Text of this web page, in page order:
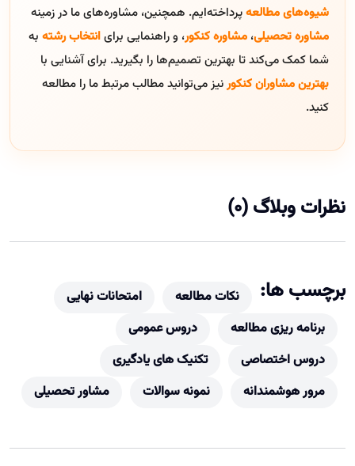
شیوه‌های مطالعهپرداخته‌ایم. همچنین، مشاوره‌های ما در زمینه
مشاوره تحصیلی، مشاوره کنکور، و راهنمایی برایانتخاب رشته به
شما کمک می‌کند تا بهترین تصمیم‌ها را بگیرید. برای آشنایی با
بهترین مشاوران کنکورنیز می‌توانید مطالب مرتبط ما را مطالعه
کنید.
نظرات وبلاگ (0)
برچسب ها: نکات مطالعه
امتحانات نهایی
برنامه ریزی مطالعه
دروس عمومی
دروس اختصاصی
تکنیک های یادگیری
مرور هوشمندانه
نمونه سوالات مشاور تحصیلی